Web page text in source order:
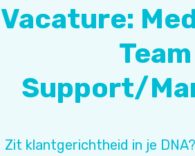
Vacature:
Team
Support/
Zit klantgerichtheid in je